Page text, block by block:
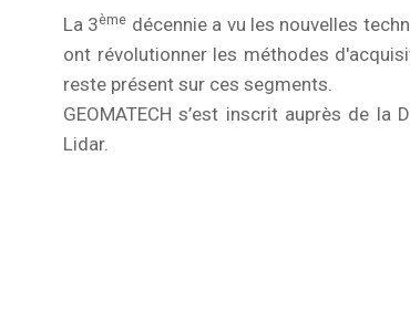
La 3ème décennie a vu les nouvelles
ont révolutionner les méthodes
reste présent sur ces segments.
GEOMATECH s’est inscrit auprès de
Lidar.